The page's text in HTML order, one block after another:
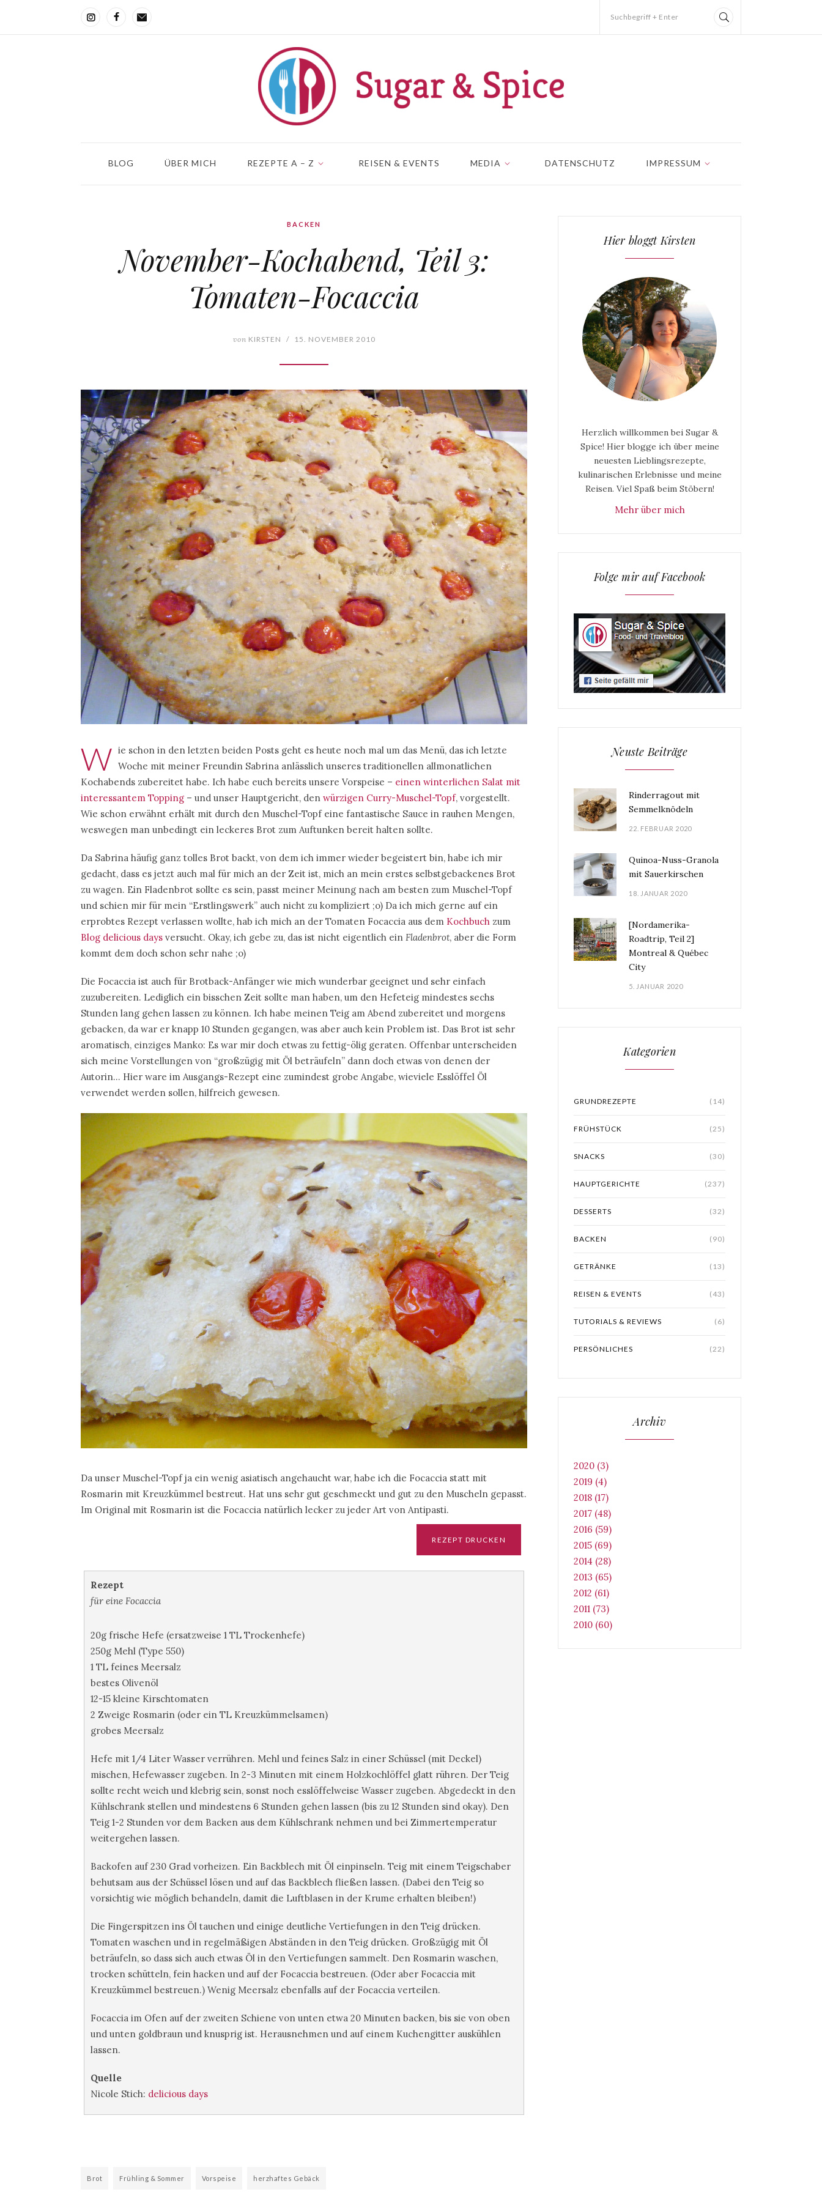
Suchbegriff + Enter
BLOG ÜBER MICH REZEPTE A – Z REISEN & EVENTS MEDIA DATENSCHUTZ IMPRESSUM
BACKEN
November-Kochabend, Teil 3:
Tomaten-Focaccia
von KIRSTEN / 15. NOVEMBER 2010
W ie schon in den letzten beiden Posts geht es heute noch mal um das Menü, das ich letzte
Woche mit meiner Freundin Sabrina anlässlich unseres traditionellen allmonatlichen
Kochabends zubereitet habe. Ich habe euch bereits unsere Vorspeise – einen winterlichen Salat mit
interessantem Topping – und unser Hauptgericht, den würzigen Curry-Muschel-Topf, vorgestellt.
Wie schon erwähnt erhält mit durch den Muschel-Topf eine fantastische Sauce in rauhen Mengen,
weswegen man unbedingt ein leckeres Brot zum Auftunken bereit halten sollte.
Da Sabrina häufig ganz tolles Brot backt, von dem ich immer wieder begeistert bin, habe ich mir
gedacht, dass es jetzt auch mal für mich an der Zeit ist, mich an mein erstes selbstgebackenes Brot
zu wagen. Ein Fladenbrot sollte es sein, passt meiner Meinung nach am besten zum Muschel-Topf
und schien mir für mein “Erstlingswerk” auch nicht zu kompliziert ;o) Da ich mich gerne auf ein
erprobtes Rezept verlassen wollte, hab ich mich an der Tomaten Focaccia aus dem Kochbuch zum
Blog delicious days versucht. Okay, ich gebe zu, das ist nicht eigentlich ein Fladenbrot, aber die Form
kommt dem doch schon sehr nahe ;o)
Die Focaccia ist auch für Brotback-Anfänger wie mich wunderbar geeignet und sehr einfach
zuzubereiten. Lediglich ein bisschen Zeit sollte man haben, um den Hefeteig mindestes sechs
Stunden lang gehen lassen zu können. Ich habe meinen Teig am Abend zubereitet und morgens
gebacken, da war er knapp 10 Stunden gegangen, was aber auch kein Problem ist. Das Brot ist sehr
aromatisch, einziges Manko: Es war mir doch etwas zu fettig-ölig geraten. Offenbar unterscheiden
sich meine Vorstellungen von “großzügig mit Öl beträufeln” dann doch etwas von denen der
Autorin… Hier ware im Ausgangs-Rezept eine zumindest grobe Angabe, wieviele Esslöffel Öl
verwendet werden sollen, hilfreich gewesen.
Da unser Muschel-Topf ja ein wenig asiatisch angehaucht war, habe ich die Focaccia statt mit
Rosmarin mit Kreuzkümmel bestreut. Hat uns sehr gut geschmeckt und gut zu den Muscheln gepasst.
Im Original mit Rosmarin ist die Focaccia natürlich lecker zu jeder Art von Antipasti.
Rezept
für eine Focaccia
20g frische Hefe (ersatzweise 1 TL Trockenhefe)
250g Mehl (Type 550)
1 TL feines Meersalz
bestes Olivenöl
12-15 kleine Kirschtomaten
2 Zweige Rosmarin (oder ein TL Kreuzkümmelsamen)
grobes Meersalz
Hefe mit 1/4 Liter Wasser verrühren. Mehl und feines Salz in einer Schüssel (mit Deckel)
mischen, Hefewasser zugeben. In 2-3 Minuten mit einem Holzkochlöffel glatt rühren. Der Teig
sollte recht weich und klebrig sein, sonst noch esslöffelweise Wasser zugeben. Abgedeckt in den
Kühlschrank stellen und mindestens 6 Stunden gehen lassen (bis zu 12 Stunden sind okay). Den
Teig 1-2 Stunden vor dem Backen aus dem Kühlschrank nehmen und bei Zimmertemperatur
weitergehen lassen.
Backofen auf 230 Grad vorheizen. Ein Backblech mit Öl einpinseln. Teig mit einem Teigschaber
behutsam aus der Schüssel lösen und auf das Backblech fließen lassen. (Dabei den Teig so
vorsichtig wie möglich behandeln, damit die Luftblasen in der Krume erhalten bleiben!)
Die Fingerspitzen ins Öl tauchen und einige deutliche Vertiefungen in den Teig drücken.
Tomaten waschen und in regelmäßigen Abständen in den Teig drücken. Großzügig mit Öl
beträufeln, so dass sich auch etwas Öl in den Vertiefungen sammelt. Den Rosmarin waschen,
trocken schütteln, fein hacken und auf der Focaccia bestreuen. (Oder aber Focaccia mit
Kreuzkümmel bestreuen.) Wenig Meersalz ebenfalls auf der Focaccia verteilen.
Focaccia im Ofen auf der zweiten Schiene von unten etwa 20 Minuten backen, bis sie von oben
und unten goldbraun und knusprig ist. Herausnehmen und auf einem Kuchengitter auskühlen
lassen.
Quelle
Nicole Stich: delicious days
Brot Frühling & Sommer Vorspeise herzhaftes Gebäck
Hier bloggt Kirsten
Herzlich willkommen bei Sugar &
Spice! Hier blogge ich über meine
neuesten Lieblingsrezepte,
kulinarischen Erlebnisse und meine
Reisen. Viel Spaß beim Stöbern!
Mehr über mich
Folge mir auf Facebook
Neuste Beiträge
Rinderragout mit
Semmelknödeln
22. FEBRUAR 2020
Quinoa-Nuss-Granola
mit Sauerkirschen
18. JANUAR 2020
[Nordamerika-
Roadtrip, Teil 2]
Montreal & Québec
City
5. JANUAR 2020
Kategorien
GRUNDREZEPTE (14)
FRÜHSTÜCK (25)
SNACKS (30)
HAUPTGERICHTE (237)
DESSERTS (32)
BACKEN (90)
GETRÄNKE (13)
REISEN & EVENTS (43)
TUTORIALS & REVIEWS (6)
PERSÖNLICHES (22)
Archiv
2020 (3)
2019 (4)
2018 (17)
2017 (48)
2016 (59)
2015 (69)
2014 (28)
2013 (65)
2012 (61)
2011 (73)
2010 (60)